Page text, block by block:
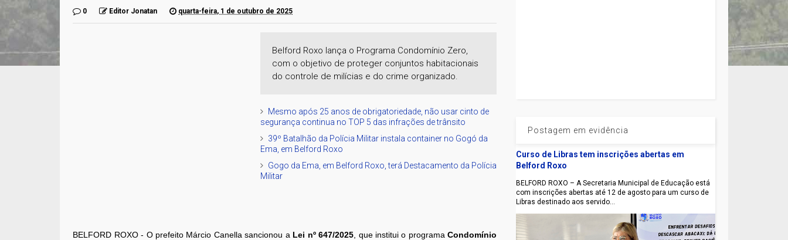
0 Editor Jonatan quarta-feira, 1 de outubro de 2025
Belford Roxo lança o Programa Condomínio Zero,
com o objetivo de proteger conjuntos habitacionais
do controle de milícias e do crime organizado.
Mesmo após 25 anos de obrigatoriedade, não usar cinto de
segurança continua no TOP 5 das infrações de trânsito
39º Batalhão da Polícia Militar instala container no Gogó da
Ema, em Belford Roxo
Gogo da Ema, em Belford Roxo, terá Destacamento da Polícia
Militar
BELFORD ROXO - O prefeito Márcio Canella sancionou a Lei nº 647/2025 , que institui o programaCondomínio
Postagem em evidência
Curso de Libras tem inscrições abertas em
Belford Roxo
BELFORD ROXO – A Secretaria Municipal de Educação está
com inscrições abertas até 12 de agosto para um curso de
Libras destinado aos servido...